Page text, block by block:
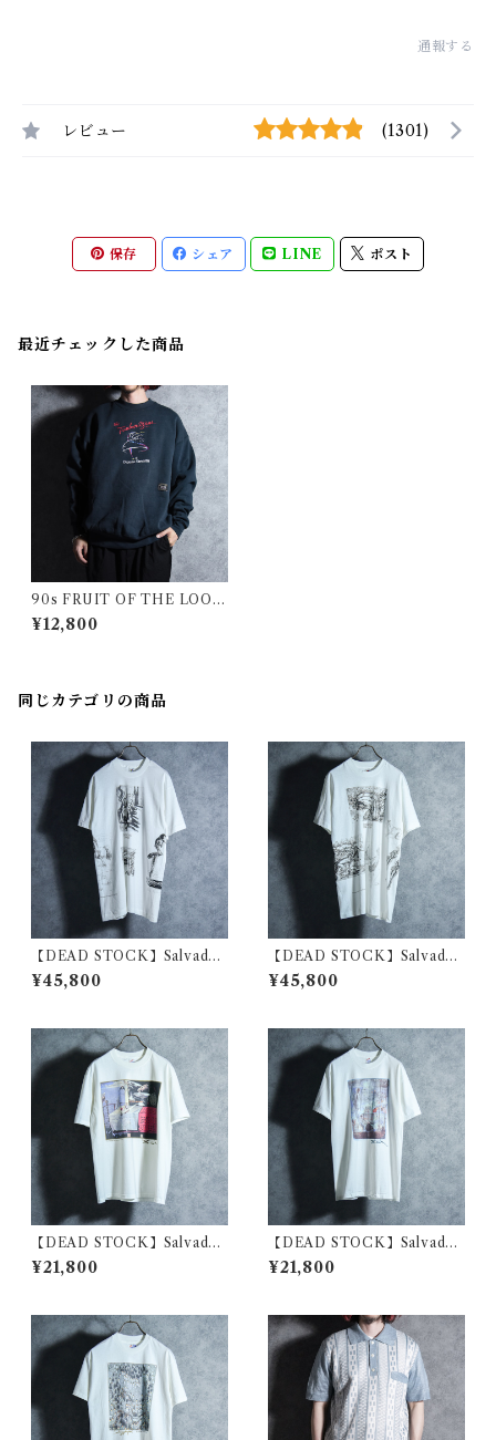
通報する
レビュー (1301)
保存 シェア LINE ポスト
最近チェックした商品
90s FRUIT OF THE LOOM
the Tamburitzans of DUQU
ESNE UNIVERSITY Souve
ック スウェット アメリカ製 ブ
¥12,800
同じカテゴリの商品
【DEAD STOCK】Salvador
Dali Malti Print T-Shirts サ
ルバドール・ダリ マルチプリ
¥45,800
【DEAD STOCK】Salvador
Dali Malti Print T-Shirts サ
ルバドール・ダリ マルチプリ
¥45,800
【DEAD STOCK】Salvador
Dali Print T-Shirts “Still Lif
e – Fast Moving” サバドー
¥21,800
【DEAD STOCK】Salvador
Dali Print T-Shirts “The Di
scovery of America by Ch
ツ コロンブスによるアメリカ
の発見
¥21,800